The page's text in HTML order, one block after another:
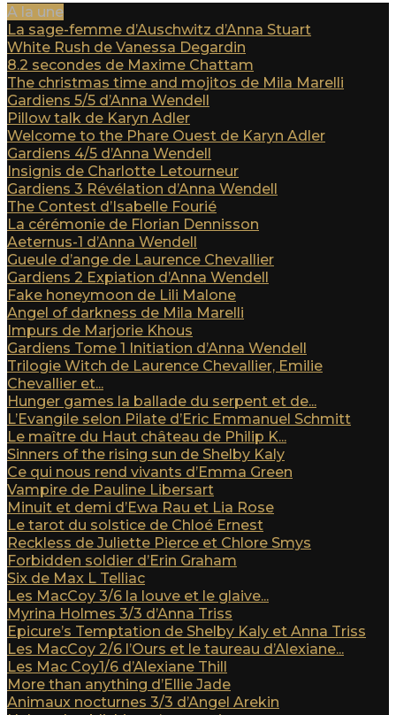
A la une
La sage-femme d’Auschwitz d’Anna Stuart
White Rush de Vanessa Degardin
8.2 secondes de Maxime Chattam
The christmas time and mojitos de Mila Marelli
Gardiens 5/5 d’Anna Wendell
Pillow talk de Karyn Adler
Welcome to the Phare Ouest de Karyn Adler
Gardiens 4/5 d’Anna Wendell
Insignis de Charlotte Letourneur
Gardiens 3 Révélation d’Anna Wendell
The Contest d’Isabelle Fourié
La cérémonie de Florian Dennisson
Aeternus-1 d’Anna Wendell
Gueule d’ange de Laurence Chevallier
Gardiens 2 Expiation d’Anna Wendell
Fake honeymoon de Lili Malone
Angel of darkness de Mila Marelli
Impurs de Marjorie Khous
Gardiens Tome 1 Initiation d’Anna Wendell
Trilogie Witch de Laurence Chevallier, Emilie
Chevallier et...
Hunger games la ballade du serpent et de...
L’Evangile selon Pilate d’Eric Emmanuel Schmitt
Le maître du Haut château de Philip K...
Sinners of the rising sun de Shelby Kaly
Ce qui nous rend vivants d’Emma Green
Vampire de Pauline Libersart
Minuit et demi d’Ewa Rau et Lia Rose
Le tarot du solstice de Chloé Ernest
Reckless de Juliette Pierce et Chlore Smys
Forbidden soldier d’Erin Graham
Six de Max L Telliac
Les MacCoy 3/6 la louve et le glaive...
Myrina Holmes 3/3 d’Anna Triss
Epicure’s Temptation de Shelby Kaly et Anna Triss
Les MacCoy 2/6 l’Ours et le taureau d’Alexiane...
Les Mac Coy1/6 d’Alexiane Thill
More than anything d’Ellie Jade
Animaux nocturnes 3/3 d’Angel Arekin